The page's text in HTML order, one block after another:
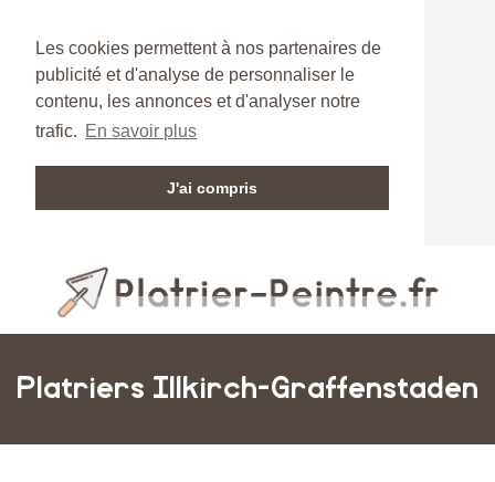
Les cookies permettent à nos partenaires de
publicité et d'analyse de personnaliser le
contenu, les annonces et d'analyser notre
trafic. En savoir plus
J'ai compris
Platriers Illkirch-Graffenstaden